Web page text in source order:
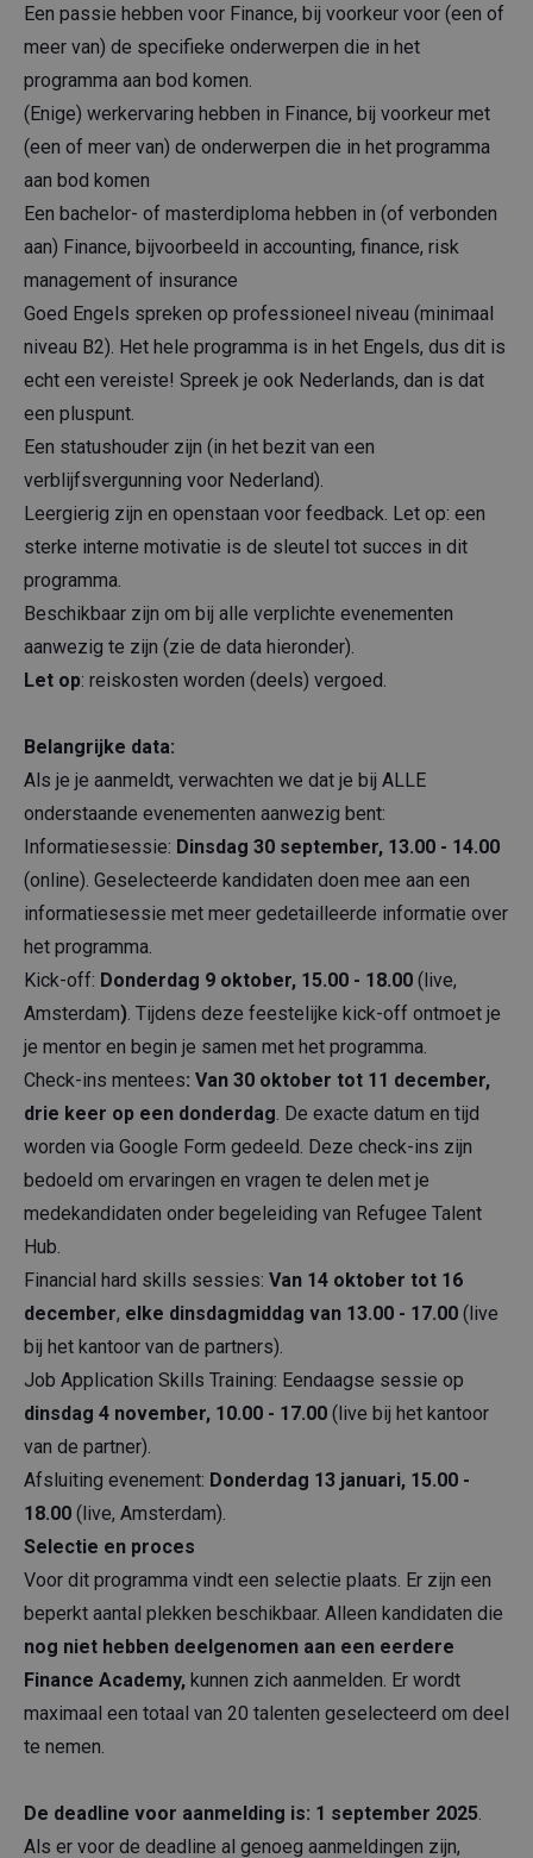
Een passie hebben voor Finance, bij voorkeur voor (een of
meer van) de specifieke onderwerpen die in het
programma aan bod komen.
(Enige) werkervaring hebben in Finance, bij voorkeur met
(een of meer van) de onderwerpen die in het programma
aan bod komen
Een bachelor- of masterdiploma hebben in (of verbonden
aan) Finance, bijvoorbeeld in accounting, finance, risk
management of insurance
Goed Engels spreken op professioneel niveau (minimaal
niveau B2). Het hele programma is in het Engels, dus dit is
echt een vereiste! Spreek je ook Nederlands, dan is dat
een pluspunt.
Een statushouder zijn (in het bezit van een
verblijfsvergunning voor Nederland).
Leergierig zijn en openstaan voor feedback. Let op: een
sterke interne motivatie is de sleutel tot succes in dit
programma.
Beschikbaar zijn om bij alle verplichte evenementen
aanwezig te zijn (zie de data hieronder).
Let op: reiskosten worden (deels) vergoed.
Belangrijke data:
Als je je aanmeldt, verwachten we dat je bij ALLE
onderstaande evenementen aanwezig bent:
Informatiesessie: Dinsdag 30 september, 13.00 - 14.00
(online). Geselecteerde kandidaten doen mee aan een
informatiesessie met meer gedetailleerde informatie over
het programma.
Kick-off: Donderdag 9 oktober, 15.00 - 18.00 (live,
Amsterdam) . Tijdens deze feestelijke kick-off ontmoet je
je mentor en begin je samen met het programma.
Check-ins mentees: Van 30 oktober tot 11 december,
drie keer op een donderdag . De exacte datum en tijd
worden via Google Form gedeeld. Deze check-ins zijn
bedoeld om ervaringen en vragen te delen met je
medekandidaten onder begeleiding van Refugee Talent
Hub.
Financial hard skills sessies: Van 14 oktober tot 16
december, elke dinsdagmiddag van 13.00 - 17.00 (live
bij het kantoor van de partners).
Job Application Skills Training: Eendaagse sessie op
dinsdag 4 november, 10.00 - 17.00 (live bij het kantoor
van de partner).
Afsluiting evenement: Donderdag 13 januari, 15.00 -
18.00 (live, Amsterdam).
Selectie en proces
Voor dit programma vindt een selectie plaats. Er zijn een
beperkt aantal plekken beschikbaar. Alleen kandidaten die
nog niet hebben deelgenomen aan een eerdere
Finance Academy, kunnen zich aanmelden. Er wordt
maximaal een totaal van 20 talenten geselecteerd om deel
te nemen.
De deadline voor aanmelding is: 1 september 2025
Als er voor de deadline al genoeg aanmeldingen zijn,